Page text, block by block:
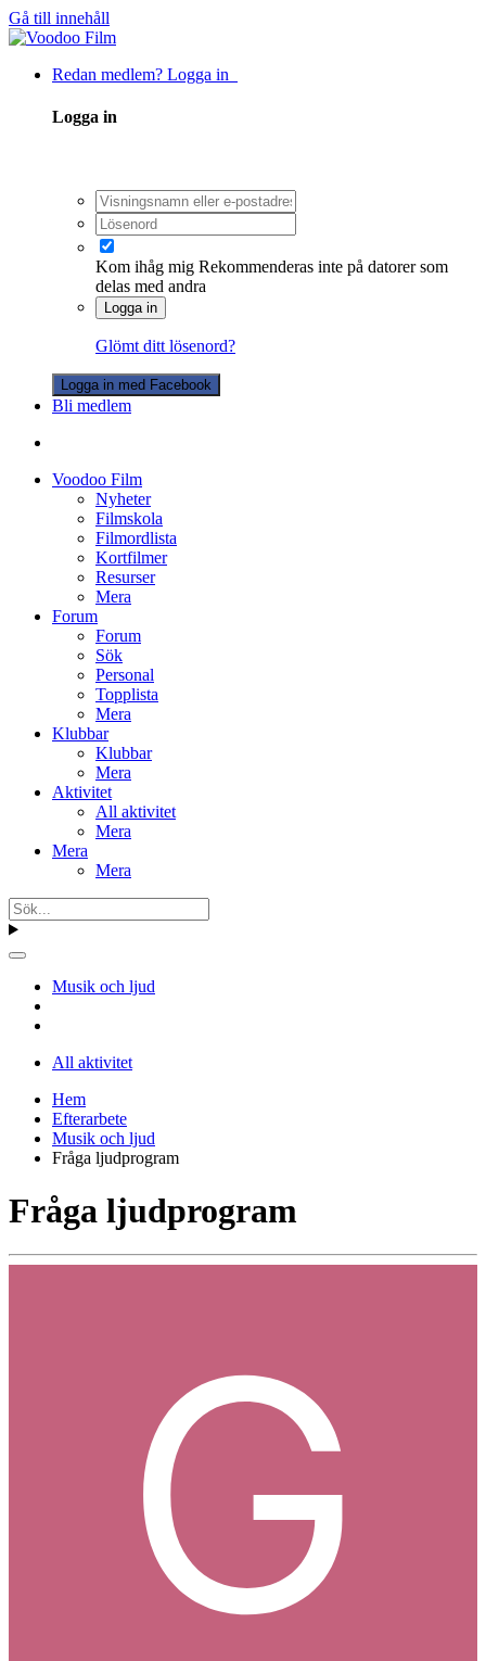
Gå till innehåll
Redan medlem? Logga in
Logga in
Kom ihåg mig Rekommenderas inte på datorer som
delas med andra
Logga in
Glömt ditt lösenord?
Logga in med Facebook
Bli medlem
Voodoo Film
Nyheter
Filmskola
Filmordlista
Kortfilmer
Resurser
Mera
Forum
Forum
Sök
Personal
Topplista
Mera
Klubbar
Klubbar
Mera
Aktivitet
All aktivitet
Mera
Mera
Mera
Musik och ljud
All aktivitet
Hem
Efterarbete
Musik och ljud
Fråga ljudprogram
Fråga ljudprogram